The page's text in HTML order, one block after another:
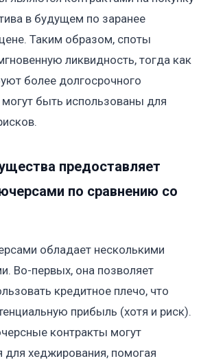
в будущем по заранее
Таким образом, споты
ликвидность, тогда как
более долгосрочного
могут быть использованы для
предоставляет
по сравнению со
обладает несколькими
Во-первых, она позволяет
кредитное плечо, что
прибыль (хотя и риск).
контракты могут
для хеджирования, помогая